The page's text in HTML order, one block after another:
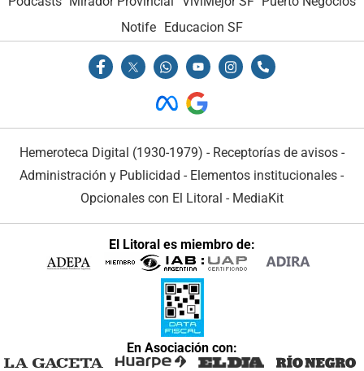
Notife Educacion SF
Hemeroteca Digital (1930-1979) - Receptorías de avisos -
Administración y Publicidad - Elementos institucionales -
Opcionales con El Litoral - MediaKit
El Litoral es miembro de:
En Asociación con: